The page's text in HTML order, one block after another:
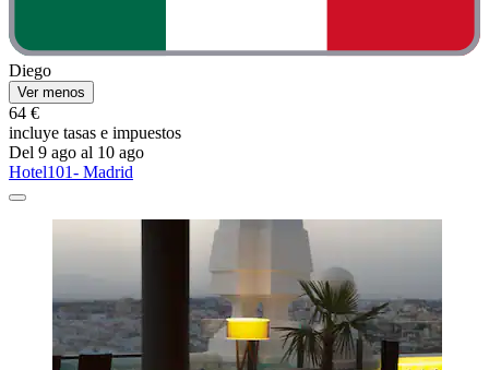
Diego
Ver menos
64 €
incluye tasas e impuestos
Del 9 ago al 10 ago
Hotel101- Madrid